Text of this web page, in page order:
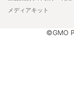
メディアキット
©GMO